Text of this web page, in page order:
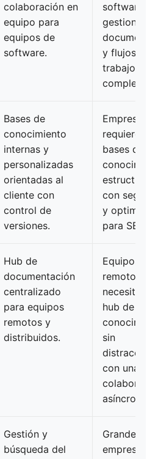
colaboración en
equipo para
equipos de
software.
software
gestionan
y flujos de
trabajo
complejos.
Bases de
conocimiento
internas y
personalizadas
orientadas al
cliente con
control de
versiones.
Empresas
requieren
bases de
con
y
para SEO.
Hub de
documentación
centralizado
para equipos
remotos y
distribuidos.
Equipos
remotos
necesitan
hub de
sin
con una
asíncrona.
Gestión y
búsqueda del
Grandes
empresas